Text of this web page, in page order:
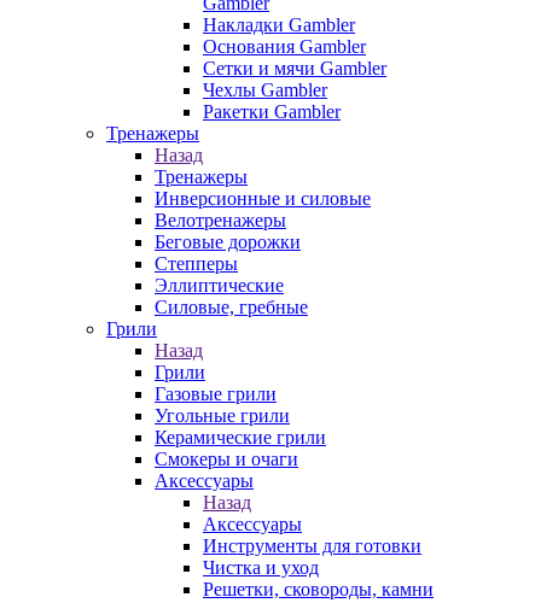
Накладки Gambler
Основания Gambler
Сетки и мячи Gambler
Чехлы Gambler
Ракетки Gambler
Тренажеры
Назад
Тренажеры
Инверсионные и силовые
Велотренажеры
Беговые дорожки
Степперы
Эллиптические
Силовые, гребные
Грили
Назад
Грили
Газовые грили
Угольные грили
Керамические грили
Смокеры и очаги
Аксессуары
Назад
Аксессуары
Инструменты для готовки
Чистка и уход
Решетки, сковороды, камни